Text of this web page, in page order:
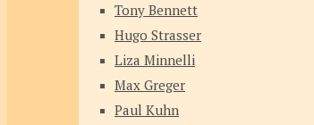
Tony Bennett
Hugo Strasser
Liza Minnelli
Max Greger
Paul Kuhn